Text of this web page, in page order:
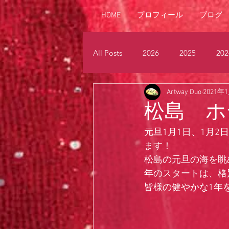
HOME プロフィール ブログ
All Posts 2026 2025
2014 2013
松島 ホ
Artway Duo 2021年
元旦1月1日、1月2
ます！
松島の元旦の海を
年のスタートは、
皆様の健やかな1年